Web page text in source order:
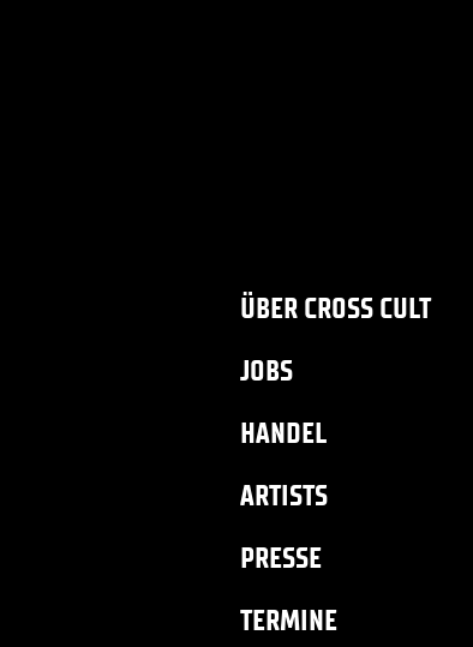
ÜBER CROSS CULT
JOBS
HANDEL
ARTISTS
PRESSE
TERMINE